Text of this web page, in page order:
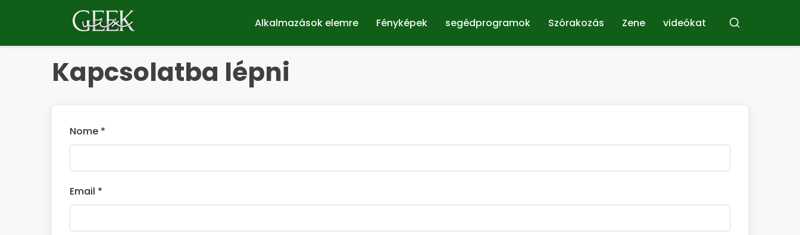
Alkalmazások elemre Fényképek segédprogramok Szórakozás Zene videókat Buscar
Kapcsolatba lépni
Nome *
Email *